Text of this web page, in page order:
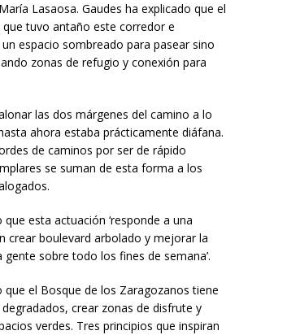
Lasaosa. Gaudes ha explicado que el
tuvo antaño este corredor e
espacio sombreado para pasear sino
zonas de refugio y conexión para
las dos márgenes del camino a lo
ahora estaba prácticamente diáfana.
de caminos por ser de rápido
se suman de esta forma a los
esta actuación ‘responde a una
crear boulevard arbolado y mejorar la
sobre todo los fines de semana’.
el Bosque de los Zaragozanos tiene
crear zonas de disfrute y
verdes. Tres principios que inspiran